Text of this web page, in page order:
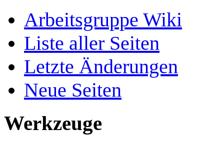
Arbeitsgruppe Wiki
Liste aller Seiten
Letzte Änderungen
Neue Seiten
Werkzeuge